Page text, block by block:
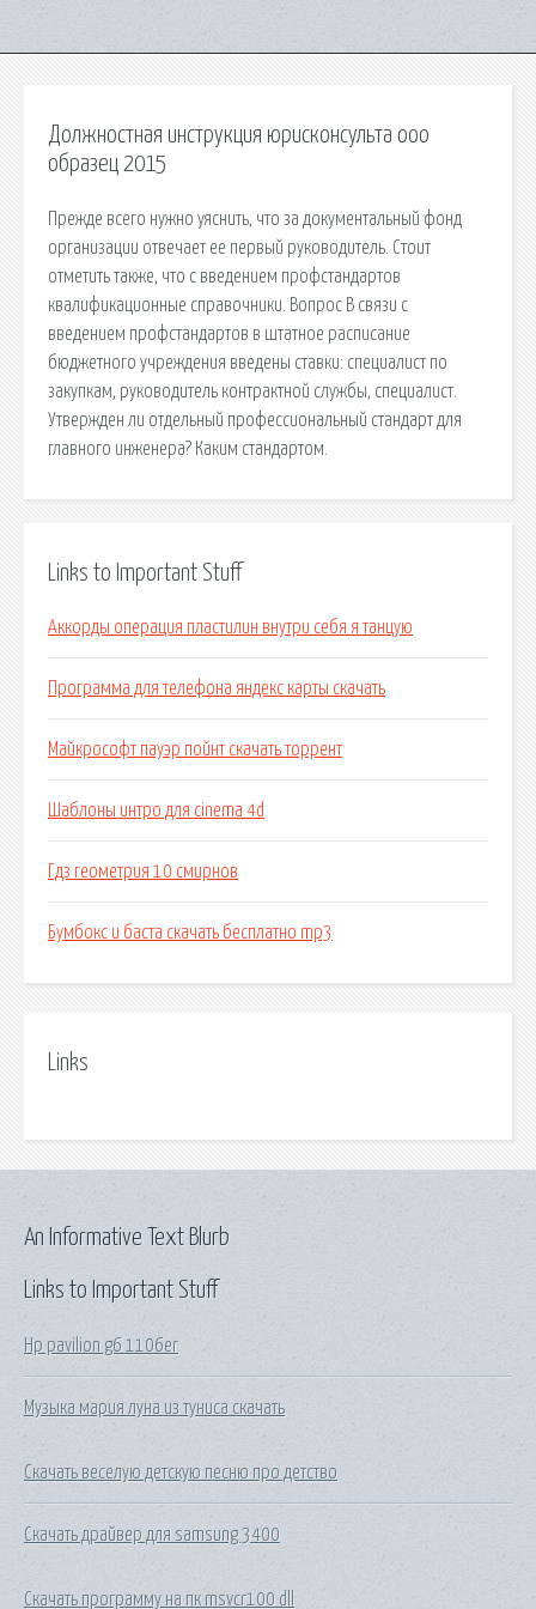
Должностная инструкция юрисконсульта ооо
образец 2015
Прежде всего нужно уяснить, что за документальный фонд
организации отвечает ее первый руководитель. Стоит
отметить также, что с введением профстандартов
квалификационные справочники. Вопрос В связи с
введением профстандартов в штатное расписание
бюджетного учреждения введены ставки: специалист по
закупкам, руководитель контрактной службы, специалист.
Утвержден ли отдельный профессиональный стандарт для
главного инженера? Каким стандартом.
Links to Important Stuff
Аккорды операция пластилин внутри себя я танцую
Программа для телефона яндекс карты скачать
Майкрософт пауэр пойнт скачать торрент
Шаблоны интро для cinema 4d
Гдз геометрия 10 смирнов
Бумбокс и баста скачать бесплатно mp3
Links
Links to Important Stuff
Hp pavilion g6 1106er
Музыка мария луна из туниса скачать
Скачать веселую детскую песню про детство
Скачать драйвер для samsung 3400
Скачать программу на пк msvcr100 dll
An Informative Text Blurb